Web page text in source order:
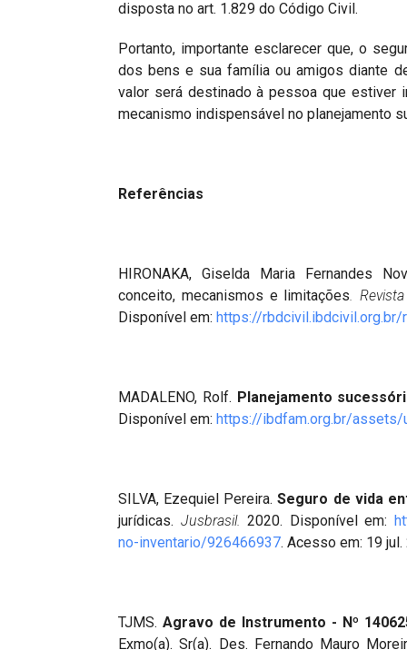
disposta no art. 1.829 do Código Civil.
Portanto, importante esclarecer que, o
dos bens e sua família ou amigos diante
valor será destinado à pessoa que estiver
mecanismo indispensável no planejamento
Referências
HIRONAKA, Giselda Maria Fernandes
conceito, mecanismos e limitações.
Disponível em: https://
MADALENO, Rolf. Planejamento
Disponível em: https://ibdfam.org.br/
SILVA, Ezequiel Pereira.Seguro de vida
jurídicas. Jusbrasil.2020. Disponível em:
no-inventario/926466937. Acesso em: 19 jul.
TJMS. Agravo de Instrumento - Nº
Exmo(a). Sr(a). Des. Fernando Mauro